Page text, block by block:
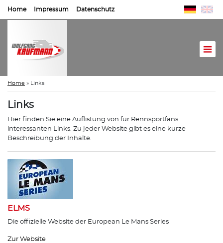
Home Impressum Datenschutz
Home » Links
Links
Hier finden Sie eine Auflistung von für Rennsportfans
interessanten Links. Zu jeder Website gibt es eine kurze
Beschreibung der Inhalte.
ELMS
Die offizielle Website der European Le Mans Series
Zur Website